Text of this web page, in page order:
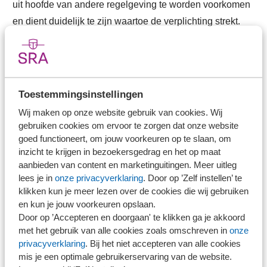
Toestemmingsinstellingen
Wij maken op onze website gebruik van cookies. Wij
gebruiken cookies om ervoor te zorgen dat onze website
goed functioneert, om jouw voorkeuren op te slaan, om
inzicht te krijgen in bezoekersgedrag en het op maat
aanbieden van content en marketinguitingen. Meer uitleg
lees je in onze privacyverklaring. Door op ’Zelf instellen’ te
klikken kun je meer lezen over de cookies die wij gebruiken
en kun je jouw voorkeuren opslaan.
Door op ’Accepteren en doorgaan' te klikken ga je akkoord
met het gebruik van alle cookies zoals omschreven in onze
privacyverklaring. Bij het niet accepteren van alle cookies
mis je een optimale gebruikerservaring van de website.
uit hoofde van andere regelgeving te worden voorkomen
en dient duidelijk te zijn waartoe de verplichting strekt.
Een check of de doelgroep is betrokken (bijvoorbeeld via
de zogenaamde MKB-toets), maakt deel uit van de
Betrek mkb-praktijk
SRA juicht de instelling van het ‘nieuwe’ Adviescollege
toetsing regeldruk (ATR) toe. De SRA-kantoren ervaren
dagelijks in hun praktijken hoe zeer mkb-bedrijven in de
knel kunnen komen door niet werkbare en knellende wet-
en regelgeving. Wij vinden het daarom van uiterst belang
dat de mkb-praktijk waaronder juist de uitvoerende
instanties, vanaf de tekentafel wordt betrokken bij de
vormgeving van wet- en regelgeving en de mogelijke